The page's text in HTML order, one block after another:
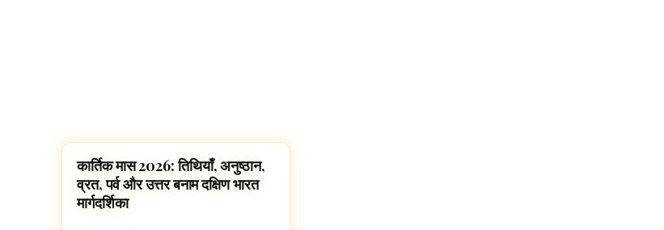
FESTIVALS
कार्तिक मास 2026: तिथियाँ, अनुष्ठान,
व्रत, पर्व और उत्तर बनाम दक्षिण भारत
मार्गदर्शिका